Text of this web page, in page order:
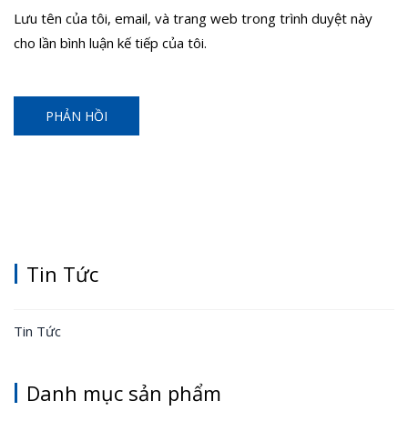
Lưu tên của tôi, email, và trang web trong trình duyệt này
cho lần bình luận kế tiếp của tôi.
Tin Tức
Tin Tức
Danh mục sản phẩm